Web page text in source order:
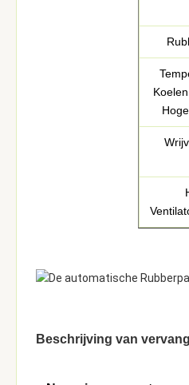
Beschrijving van